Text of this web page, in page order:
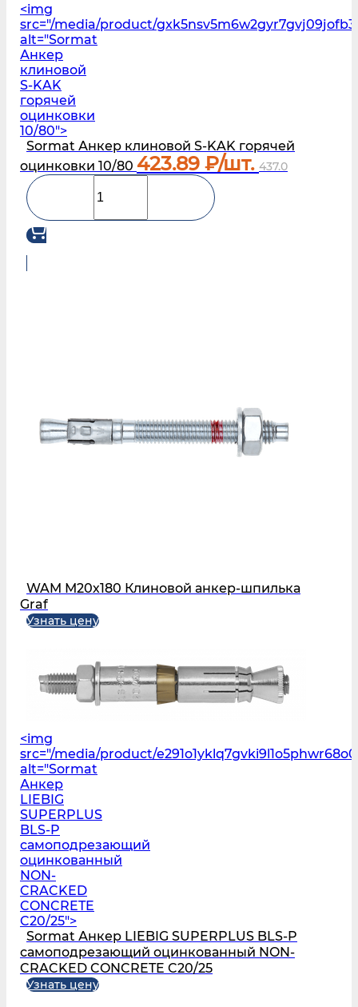
<img
src="/media/product/
alt="Sormat
Анкер
клиновой
S‑KAK
горячей
оцинковки
10/80">
Sormat Анкер клиновой S‑KAK горячей
оцинковки 10/80 423.89 ₽/шт. 437.0
WAM М20х180 Клиновой анкер-шпилька
Graf
Узнать цену
<img
src="/media/product/
alt="Sormat
Анкер
LIEBIG
SUPERPLUS
BLS‑P
самоподрезающий
оцинкованный
NON-
CRACKED
CONCRETE
C20/25">
Sormat Анкер LIEBIG SUPERPLUS BLS‑P
самоподрезающий оцинкованный NON-
CRACKED CONCRETE C20/25
Узнать цену